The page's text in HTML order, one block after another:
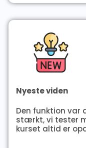
Nyeste viden
Den funktion var
stærkt, vi tester
kurset altid er